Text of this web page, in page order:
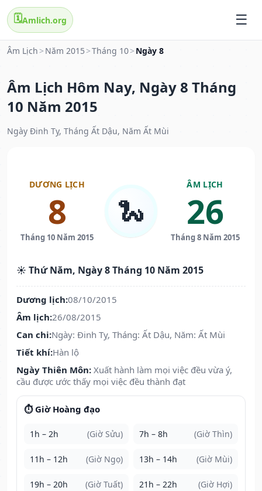
🗓️Amlich.org
Âm Lịch > Năm 2015 >Tháng 10> Ngày 8
Âm Lịch Hôm Nay, Ngày 8 Tháng
10 Năm 2015
Ngày Đinh Tỵ, Tháng Ất Dậu, Năm Ất Mùi
DƯƠNG LỊCH
8
Tháng 10 Năm 2015
🐍
ÂM LỊCH
26
Tháng 8 Năm 2015
☀️ Thứ Năm, Ngày 8 Tháng 10 Năm 2015
Dương lịch:08/10/2015
Âm lịch:26/08/2015
Can chi:Ngày: Đinh Tỵ, Tháng: Ất Dậu, Năm: Ất Mùi
Tiết khí:Hàn lộ
Ngày Thiên Môn: Xuất hành làm mọi việc đều vừa ý,
cầu được ước thấy mọi việc đều thành đạt
⏱️ Giờ Hoàng đạo
1h – 2h (Giờ Sửu) 7h – 8h (Giờ Thìn)
11h – 12h (Giờ Ngọ) 13h – 14h (Giờ Mùi)
19h – 20h (Giờ Tuất) 21h – 22h (Giờ Hợi)